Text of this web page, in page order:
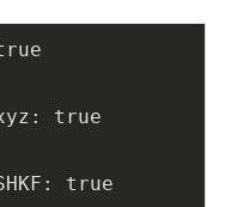
true
true